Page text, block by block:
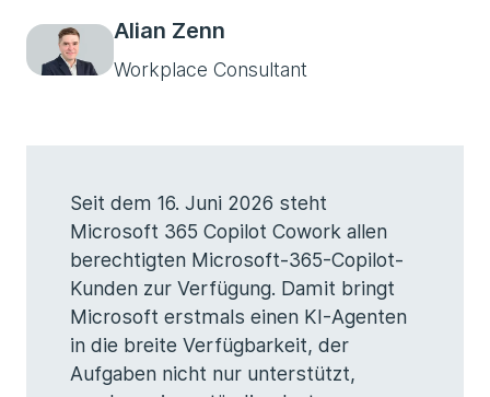
Alian Zenn
Workplace Consultant
Seit dem 16. Juni 2026 steht
Microsoft 365 Copilot Cowork allen
berechtigten Microsoft-365-Copilot-
Kunden zur Verfügung. Damit bringt
Microsoft erstmals einen KI-Agenten
in die breite Verfügbarkeit, der
Aufgaben nicht nur unterstützt,